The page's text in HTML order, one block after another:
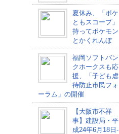
夏休み、「ポケ
ともスコープ」
持ってポケモン
とかくれんぼ
福岡ソフトバン
クホークスも応
援、「子ども虐
待防止市民フォ
ーラム」の開催
【大阪市不祥
事】建設局・平
成24年6月18日-